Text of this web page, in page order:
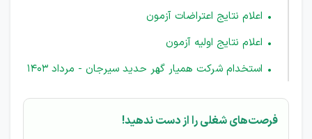
اعلام نتایج اعتراضات آزمون
اعلام نتایج اولیه آزمون
استخدام شرکت همیار گهر حدید سیرجان - مرداد 1403
فرصت‌های شغلی را از دست ندهید!